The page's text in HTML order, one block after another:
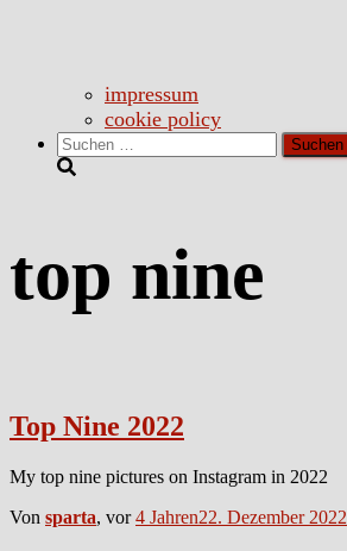
impressum
cookie policy
Suchen
nach:
top nine
Top Nine 2022
My top nine pictures on Instagram in 2022
Von sparta, vor4 Jahren22. Dezember 2022